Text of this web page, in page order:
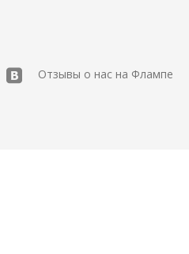
Отзывы о нас на Флампе